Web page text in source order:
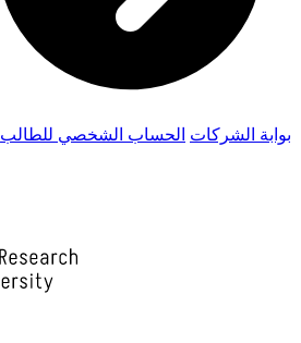
بوابة الشركات الحساب الشخصي للطالب